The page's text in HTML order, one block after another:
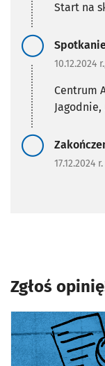
Start na
10.12.2024
Centrum
Jagodnie,
17.12.2024 r.
Zgłoś